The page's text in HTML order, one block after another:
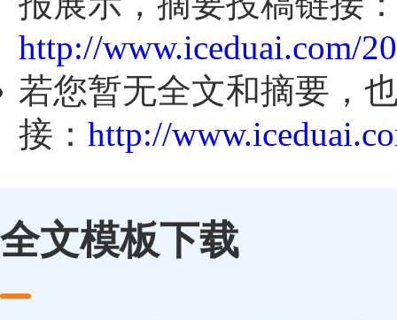
http://www.iceduai.com/
若您暂无全文和摘要，
接： http://
全文模板下载